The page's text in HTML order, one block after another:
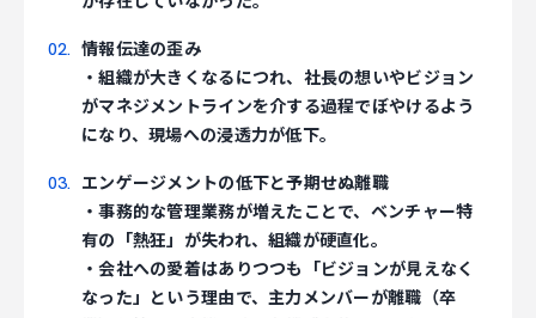
情報伝達の歪み
・組織が大きくなるにつれ、社長の想いやビジョン
がマネジメントラインを介する過程でぼやけるよう
になり、現場への浸透力が低下。
エンゲージメントの低下と予期せぬ離職
・事務的な管理業務が増えたことで、ベンチャー特
有の「熱狂」が失われ、組織が硬直化。
・会社への愛着はありつつも「ビジョンが見えなく
なった」という理由で、主力メンバーが離職（卒